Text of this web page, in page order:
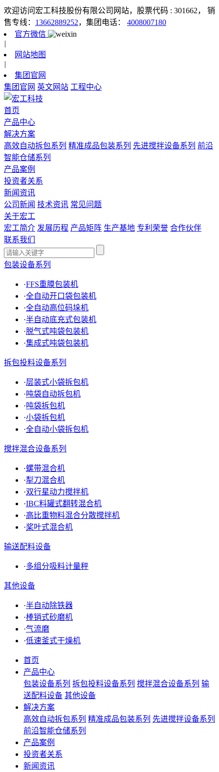
欢迎访问宏工科技股份有限公司网站，股票代码 : 301662，
销
售专线： 13662889252，集团电话： 4008007180
官方微信
|
网站地图
|
集团官网
集团官网 英文网站 工程中心
首页
产品中心
解决方案
高效自动拆包系列 精准成品包装系列 先进搅拌设备系列 前沿
智能仓储系列
产品案例
投资者关系
新闻资讯
公司新闻 技术资讯 常见问题
关于宏工
宏工简介 发展历程 产品矩阵 生产基地 专利荣誉 合作伙伴
联系我们
包装设备系列
·FFS重膜包装机
·全自动开口袋包装机
·全自动高位码垛机
·半自动底充式包装机
·脱气式吨袋包装机
·集成式吨袋包装机
拆包投料设备系列
·层装式小袋拆包机
·吨袋自动拆包机
·吨袋拆包机
·小袋拆包机
·全自动小袋拆包机
搅拌混合设备系列
·螺带混合机
·犁刀混合机
·双行星动力搅拌机
·IBC料罐式翻转混合机
·高比重物料混合分散搅拌机
·桨叶式混合机
输送配料设备
·多组分吸料计量秤
其他设备
·半自动除铁器
·棒销式砂磨机
·气流磨
·低速釜式干燥机
首页
产品中心
包装设备系列 拆包投料设备系列 搅拌混合设备系列 输
送配料设备 其他设备
解决方案
高效自动拆包系列 精准成品包装系列 先进搅拌设备系列
前沿智能仓储系列
产品案例
投资者关系
新闻资讯